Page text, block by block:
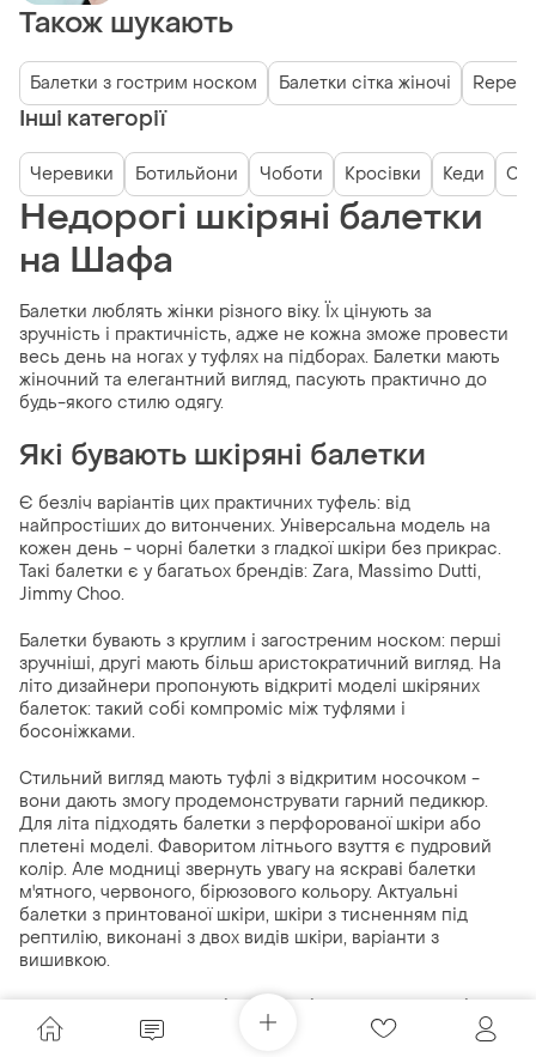
Також шукають
Балетки з гострим носком Балетки сітка жіночі
Інші категорії
Черевики Ботильйони Чоботи Кросівки Кеди
Недорогі шкіряні балетки
на Шафа
Балетки люблять жінки різного віку. Їх цінують за
зручність і практичність, адже не кожна зможе провести
весь день на ногах у туфлях на підборах. Балетки мають
жіночний та елегантний вигляд, пасують практично до
будь-якого стилю одягу.
Які бувають шкіряні балетки
Є безліч варіантів цих практичних туфель: від
найпростіших до витончених. Універсальна модель на
кожен день - чорні балетки з гладкої шкіри без прикрас.
Такі балетки є у багатьох брендів: Zara, Massimo Dutti,
Jimmy Choo.
Балетки бувають з круглим і загостреним носком: перші
зручніші, другі мають більш аристократичний вигляд. На
літо дизайнери пропонують відкриті моделі шкіряних
балеток: такий собі компроміс між туфлями і
босоніжками.
Стильний вигляд мають туфлі з відкритим носочком -
вони дають змогу продемонструвати гарний педикюр.
Для літа підходять балетки з перфорованої шкіри або
плетені моделі. Фаворитом літнього взуття є пудровий
колір. Але модниці звернуть увагу на яскраві балетки
м'ятного, червоного, бірюзового кольору. Актуальні
балетки з принтованої шкіри, шкіри з тисненням під
рептилію, виконані з двох видів шкіри, варіанти з
вишивкою.
скромні бантики з тонких шкіряних або атласних стрічок,